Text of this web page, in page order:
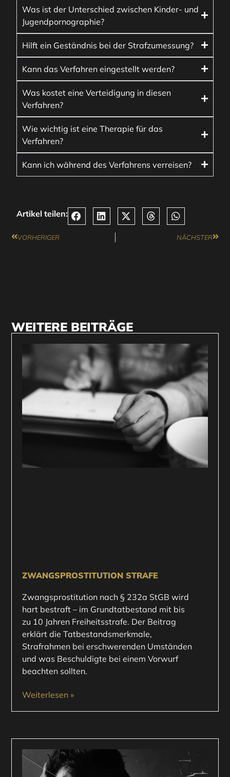
Was ist der Unterschied zwischen Kinder- und
Jugendpornographie?
Hilft ein Geständnis bei der Strafzumessung?
Kann das Verfahren eingestellt werden?
Was kostet eine Verteidigung in diesen
Verfahren?
Wie wichtig ist eine Therapie für das
Verfahren?
Kann ich während des Verfahrens verreisen?
Artikel teilen:
VORHERIGER NÄCHSTER
WEITERE BEITRÄGE
ZWANGSPROSTITUTION STRAFE
Zwangsprostitution nach § 232a StGB wird
hart bestraft – im Grundtatbestand mit bis
zu 10 Jahren Freiheitsstrafe. Der Beitrag
erklärt die Tatbestandsmerkmale,
Strafrahmen bei erschwerenden Umständen
und was Beschuldigte bei einem Vorwurf
beachten sollten.
Weiterlesen »